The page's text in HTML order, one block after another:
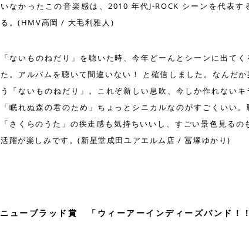
いなかったこの音楽感は、2010 年代J-ROCK シーンを代表す
る。(HMV高岡 / 大毛利雅人)
「ないものねだり」を聴いた時、今年どーんとシーンに出て
た。アルバムを聴いて間違いない！ と確信しました。なんだ
う「ないものねだり」。これぞ新しい息吹、今しか作れない
「眠れぬ森の君のため」ちょっとシニカルなのがすごくいい。
「さくらのうた」の疾走感も気持ちいいし、すごい景色見る
活躍が楽しみです。(新星堂成田ユアエルム店 / 冨塚ゆかり)
ニューブラッド賞 「ウィーアーインディーズバンド！